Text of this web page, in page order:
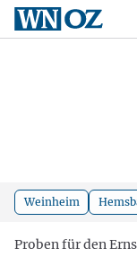
Weinheim
Proben für den